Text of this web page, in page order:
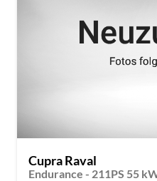
Cupra Raval